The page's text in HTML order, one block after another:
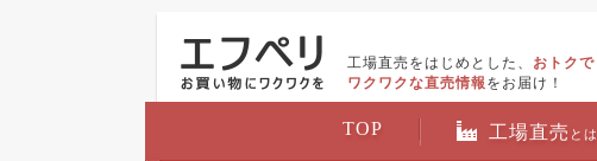
工場直売をはじめとした、 おトクで
ワクワクな直売情報 をお届け！
TOP 工場直売 とは